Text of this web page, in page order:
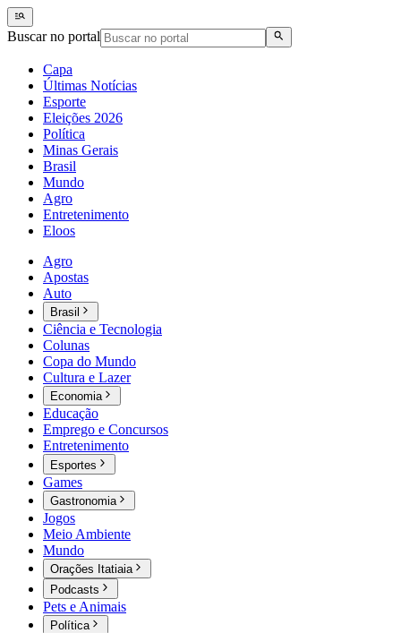
Buscar no portal
Capa
Últimas Notícias
Esporte
Eleições 2026
Política
Minas Gerais
Brasil
Mundo
Agro
Entretenimento
Eloos
Agro
Apostas
Auto
Brasil
Ciência e Tecnologia
Colunas
Copa do Mundo
Cultura e Lazer
Economia
Educação
Emprego e Concursos
Entretenimento
Esportes
Games
Gastronomia
Jogos
Meio Ambiente
Mundo
Orações Itatiaia
Podcasts
Pets e Animais
Política